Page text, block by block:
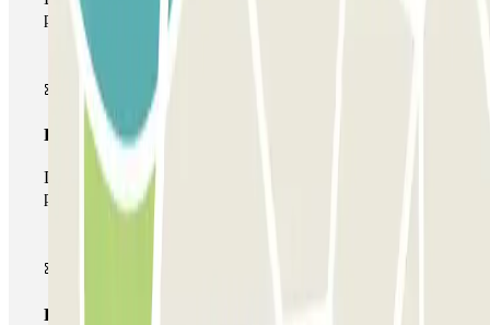
parking
Pase multiparking
Durante tu estancia podrás hacer uso de toda la red de
parkings de este operador disponibles en Parclick.
Pase ilimitado